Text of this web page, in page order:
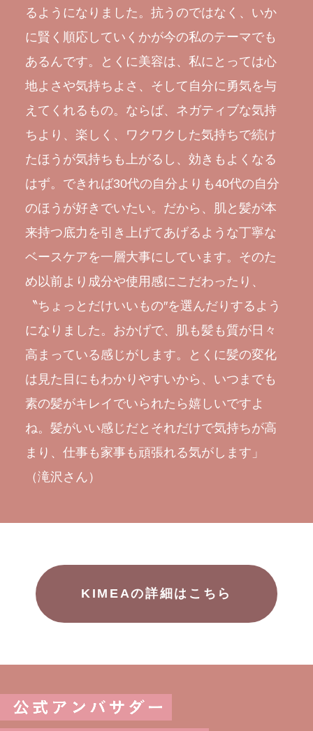
るようになりました。抗うのではなく、いか
に賢く順応していくかが今の私のテーマでも
あるんです。とくに美容は、私にとっては心
地よさや気持ちよさ、そして自分に勇気を与
えてくれるもの。ならば、ネガティブな気持
ちより、楽しく、ワクワクした気持ちで続け
たほうが気持ちも上がるし、効きもよくなる
はず。できれば30代の自分よりも40代の自分
のほうが好きでいたい。だから、肌と髪が本
来持つ底力を引き上げてあげるような丁寧な
ベースケアを一層大事にしています。そのた
め以前より成分や使用感にこだわったり、
〝ちょっとだけいいもの″を選んだりするよう
になりました。おかげで、肌も髪も質が日々
高まっている感じがします。とくに髪の変化
は見た目にもわかりやすいから、いつまでも
素の髪がキレイでいられたら嬉しいですよ
ね。髪がいい感じだとそれだけで気持ちが高
まり、仕事も家事も頑張れる気がします」
（滝沢さん）
KIMEAの詳細はこちら